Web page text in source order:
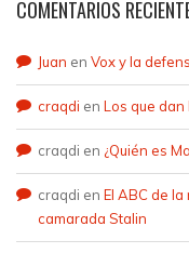
COMENTARIOS
Juan en Vox y la
craqdi en Los que dan
craqdi en ¿Quién es
craqdi en El ABC de
camarada Stalin